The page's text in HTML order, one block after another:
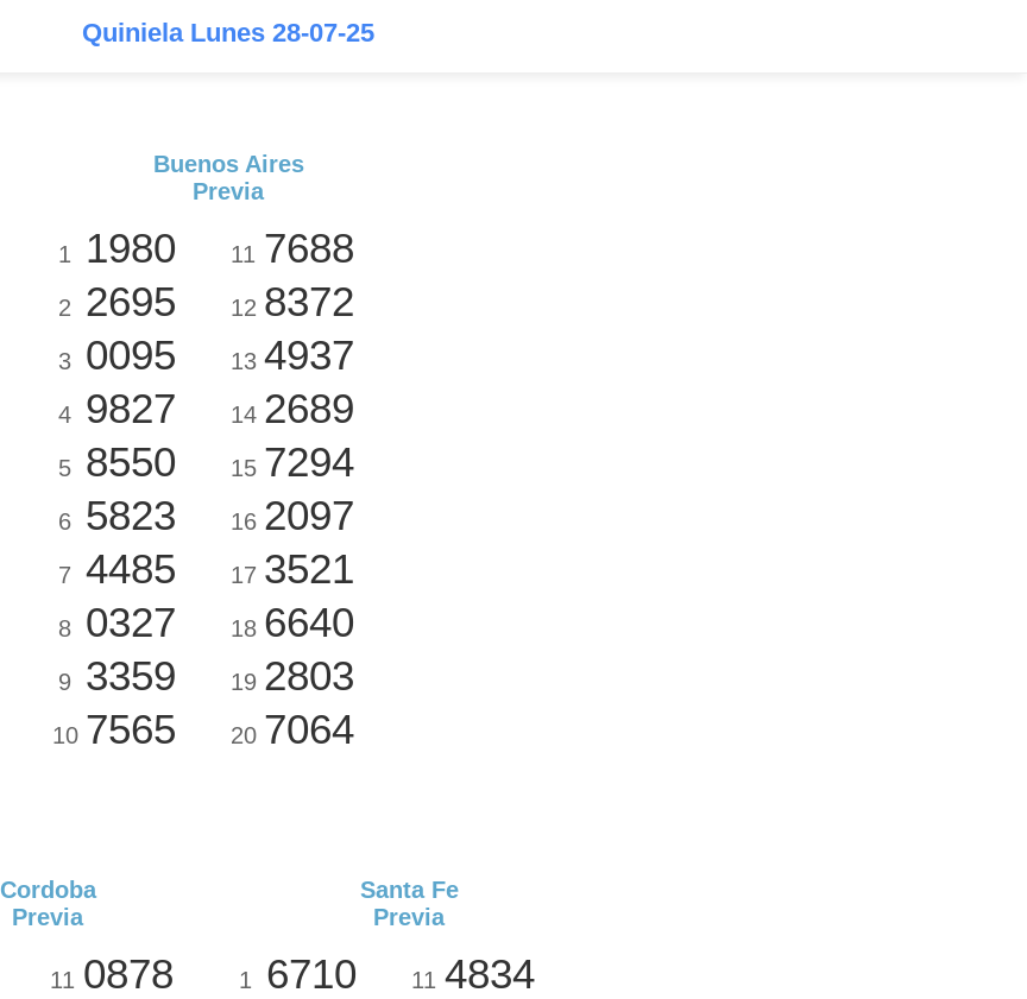
Quiniela Lunes 28-07-25
Buenos Aires
Previa
1 1980
2 2695
3 0095
4 9827
5 8550
6 5823
7 4485
8 0327
9 3359
10 7565
11 7688
12 8372
13 4937
14 2689
15 7294
16 2097
17 3521
18 6640
19 2803
20 7064
Cordoba
Previa
11 0878
Santa Fe
Previa
1 6710 11 4834